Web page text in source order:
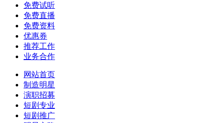
免费试听
免费直播
免费资料
优惠券
推荐工作
业务合作
网站首页
制造明星
演职招募
短剧专业
短剧推广